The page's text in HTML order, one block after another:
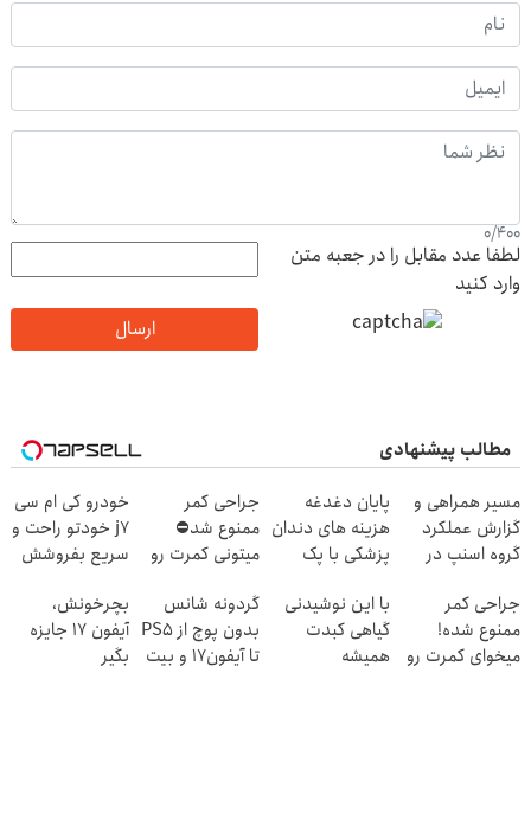
0/400
لطفا عدد مقابل را در جعبه متن
وارد کنید
ارسال
مطالب پیشنهادی
مسیر همراهی و
گزارش عملکرد
گروه اسنپ در
پایان دغدغه
هزینه های دندان
پزشکی با پک
خانگی
جراحی کمر
ممنوع شد⛔
میتونی کمرت رو
کنی! 👈🏻
پرسش‌نامه
خودرو کی ام سی
j7 خودتو راحت و
سریع بفروشش
جراحی کمر
ممنوع شده!
میخوای کمرت رو
با این نوشیدنی
گیاهی کبدت
همیشه
گردونه شانس
بدون پوچ از PS5
تا آیفون17 و بیت
بچرخونش،
آیفون 17 جایزه
بگیر